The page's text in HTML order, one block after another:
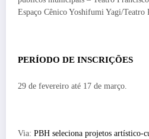
Espaço Cênico Yoshifumi Yagi/Teatro
PERÍODO DE INSCRIÇÕES
29 de fevereiro até 17 de março.
Via: PBH seleciona projetos artístico-